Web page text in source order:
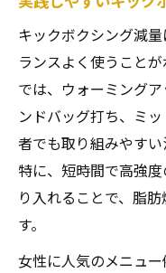
キックボクシング減
ランスよく使うこと
では、ウォーミング
ンドバッグ打ち、ミ
者でも取り組みやすい
特に、短時間で高強
り入れることで、脂
す。
女性に人気のメニュ